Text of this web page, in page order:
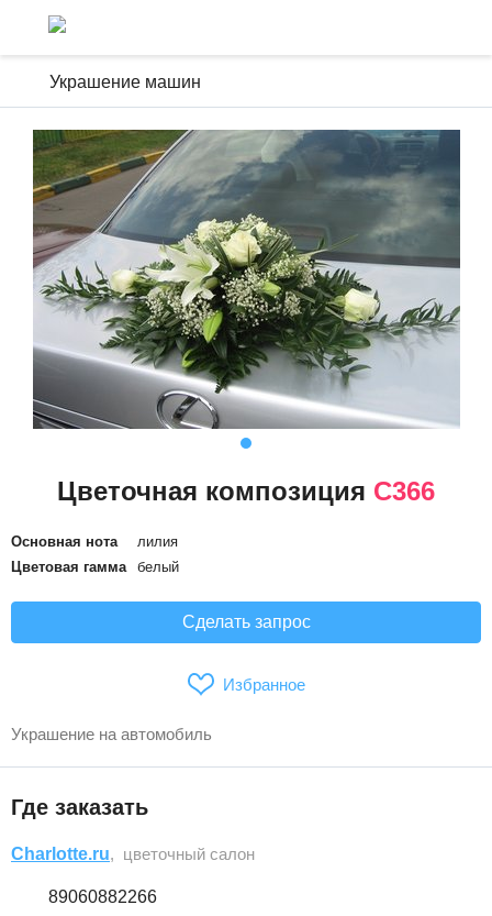
Украшение машин
Цветочная композиция C366
Основная нота
лилия
Цветовая гамма
белый
Сделать запрос
Избранное
Украшение на автомобиль
Где заказать
Charlotte.ru, цветочный салон
89060882266